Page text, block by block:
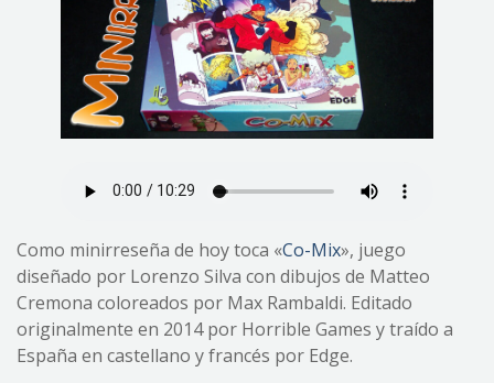
Como minirreseña de hoy toca «Co-Mix», juego
diseñado por Lorenzo Silva con dibujos de Matteo
Cremona coloreados por Max Rambaldi. Editado
originalmente en 2014 por Horrible Games y traído a
España en castellano y francés por Edge.